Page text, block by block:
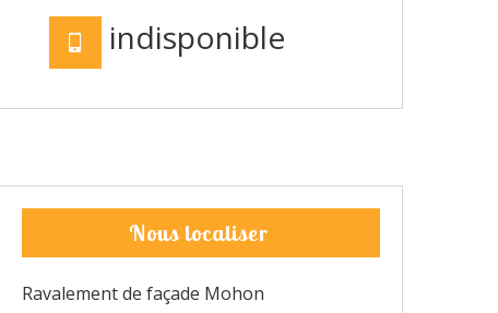
indisponible
Nous localiser
Ravalement de façade Mohon